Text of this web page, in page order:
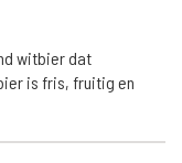
witbier dat
is fris, fruitig en